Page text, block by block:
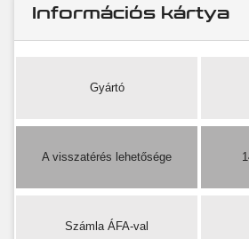
Információs kártya
Gyártó
A visszatérés lehetősége
Számla ÁFA-val